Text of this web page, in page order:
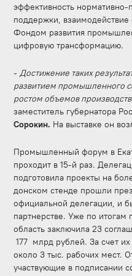
эффективность
поддержки,
Фондом развития
цифровую трансформацию.
-Достижение таких
развитием промышленного
ростом объемов
заместитель губернатора
Сорокин. На выставке он
Промышленный форум в
проходит в 15-й раз.
подготовила проекты на
донском стенде прошли
официальной делегации, и
партнерстве. Уже по итогам
область заключила 23
177 млрд рублей. За счет
около 3 тыс. рабочих мест.
участвующие в подписании